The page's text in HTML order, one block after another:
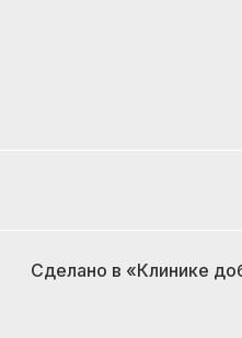
Сделано в «Клинике